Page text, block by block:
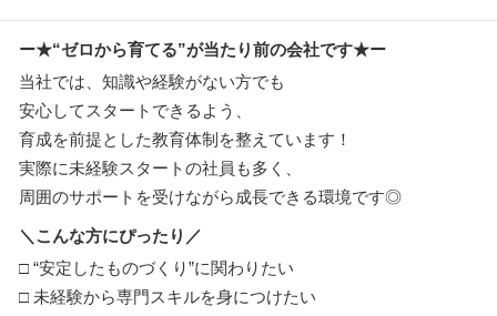
ー★“ゼロから育てる”が当たり前の会社です★ー
当社では、知識や経験がない方でも
安心してスタートできるよう、
育成を前提とした教育体制を整えています！
実際に未経験スタートの社員も多く、
周囲のサポートを受けながら成長できる環境です◎
＼こんな方にぴったり／
□ “安定したものづくり”に関わりたい
□ 未経験から専門スキルを身につけたい